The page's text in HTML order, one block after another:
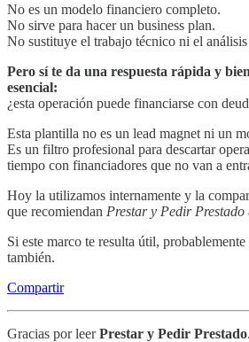
No es un modelo financiero completo.
No sirve para hacer un business plan.
No sustituye el trabajo técnico ni el análisis
Pero sí te da una respuesta rápida y
esencial:
¿esta operación puede financiarse con
Esta plantilla no es un lead magnet ni un
Es un filtro profesional para descartar
tiempo con financiadores que no van a
Hoy la utilizamos internamente y la
que recomiendan Prestar y Pedir Prestado
Si este marco te resulta útil,
también.
Compartir
Gracias por leerPrestar y Pedir Prestado.